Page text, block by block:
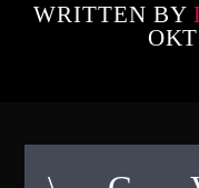
WRITTEN BY